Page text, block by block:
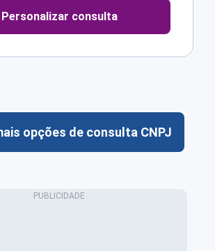
Personalizar consulta
opções de consulta CNPJ